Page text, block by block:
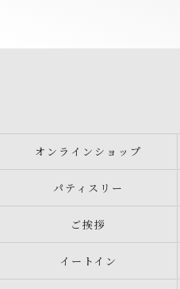
オンラインショップ
パティスリー
ご挨拶
イートイン